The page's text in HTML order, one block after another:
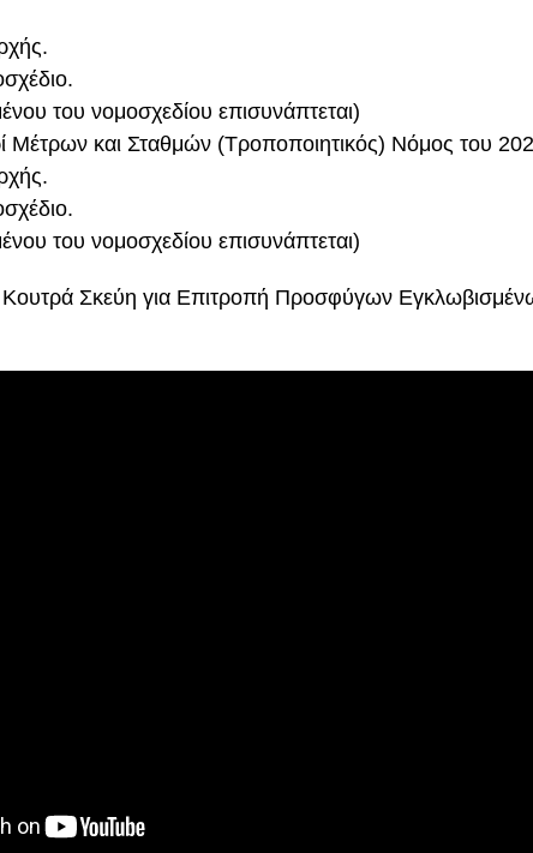
του νομοσχεδίου επισυνάπτεται)
και Σταθμών (Τροποποιητικός) Νόμος του
του νομοσχεδίου επισυνάπτεται)
Σκεύη για Επιτροπή Προσφύγων